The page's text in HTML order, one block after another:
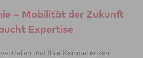
– Mobilität der Zukunft
Expertise
und Ihre Kompetenzen